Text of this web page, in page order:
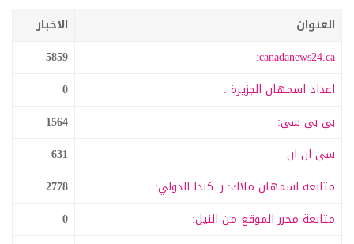
العنوان
الاخبار
canadanews24.ca:
5859
اعداد اسمهان الجزيرة :
0
بي بي سي:
1564
سى ان ان
631
متابعة اسمهان ملاك: ر. كندا الدولي:
2778
متابعة محرر الموقع من النيل:
0